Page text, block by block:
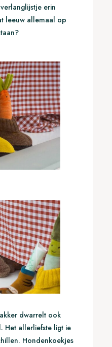
erin
leeuw allemaal op
dwarrelt ook
Het allerliefste ligt ie
Hondenkoekjes